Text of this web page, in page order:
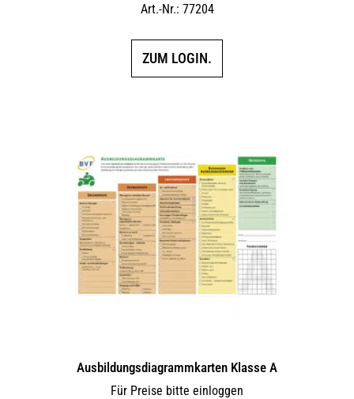
Art.-Nr.: 77204
ZUM LOGIN.
Ausbildungs­dia­gramm­karten Klasse A
Für Preise bitte einloggen